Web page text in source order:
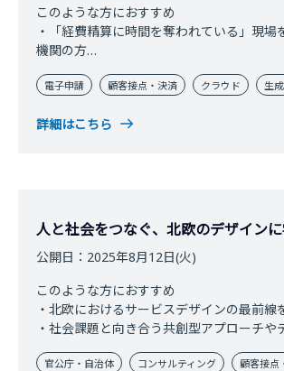
このような方におすすめ
・「経費精算に時間を奪われている」現場
機関の方
門の方
電子申請 顧客接点・決済 クラウド 生
詳細はこちら
人と社会をつなぐ、北欧のデザイン
公開日：2025年8月12日(火)
このような方におすすめ
・北欧におけるサービスデザインの最前線
・社会課題と向き合う共創型アプローチや
官公庁・自治体 コンサルティング 顧客接点